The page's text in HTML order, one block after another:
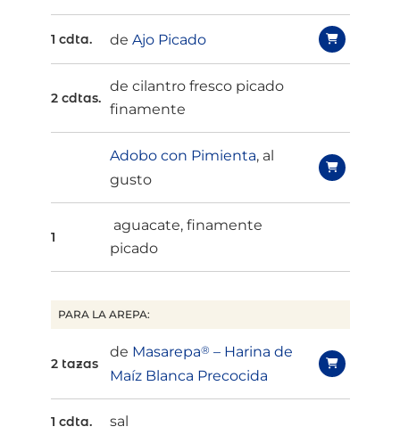
1 cdta. de Ajo Picado
2 cdtas.
de cilantro fresco picado
finamente
Adobo con Pimienta, al
gusto
1
aguacate, finamente
picado
PARA LA AREPA:
2 tazas
de Masarepa® – Harina de
Maíz Blanca Precocida
1 cdta. sal